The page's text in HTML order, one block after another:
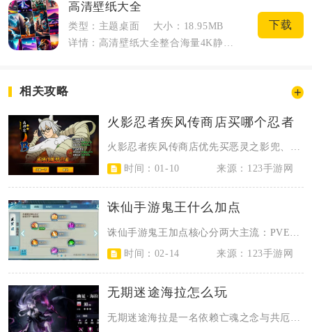
高清壁纸大全
类型：主题桌面
大小：18.95MB
下载
相关攻略
火影忍者疾风传商店买哪个忍者
火影忍者疾风传商店优先买恶灵之影兜、泳装雏田、志村团藏，这三位忍者综合强度、...
时间：01-10
来源：123手游网
诛仙手游鬼王什么加点
时间：02-14
来源：123手游网
无期迷途海拉怎么玩